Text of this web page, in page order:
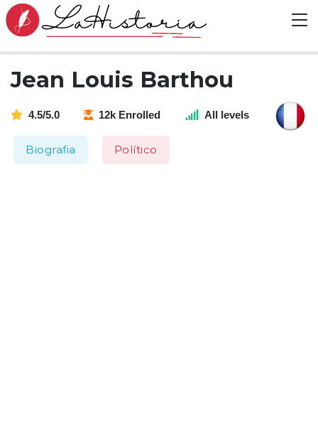
Jean Louis Barthou
4.5/5.0 12k Enrolled All levels
Biografia Político